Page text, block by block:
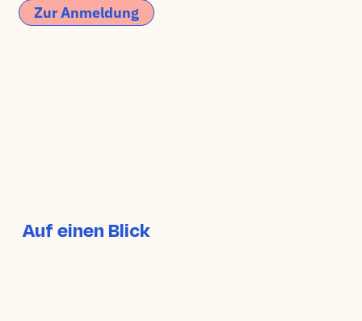
Zur Anmeldung
Auf einen Blick